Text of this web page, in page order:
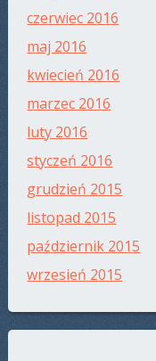
czerwiec 2016
maj 2016
kwiecień 2016
marzec 2016
luty 2016
styczeń 2016
grudzień 2015
listopad 2015
październik 2015
wrzesień 2015